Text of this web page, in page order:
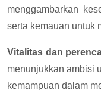
menggambarkan
serta kemauan untuk
Vitalitas dan
menunjukkan ambisi
kemampuan dalam